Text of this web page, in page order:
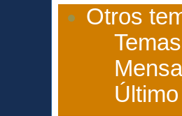
Otros
Temas